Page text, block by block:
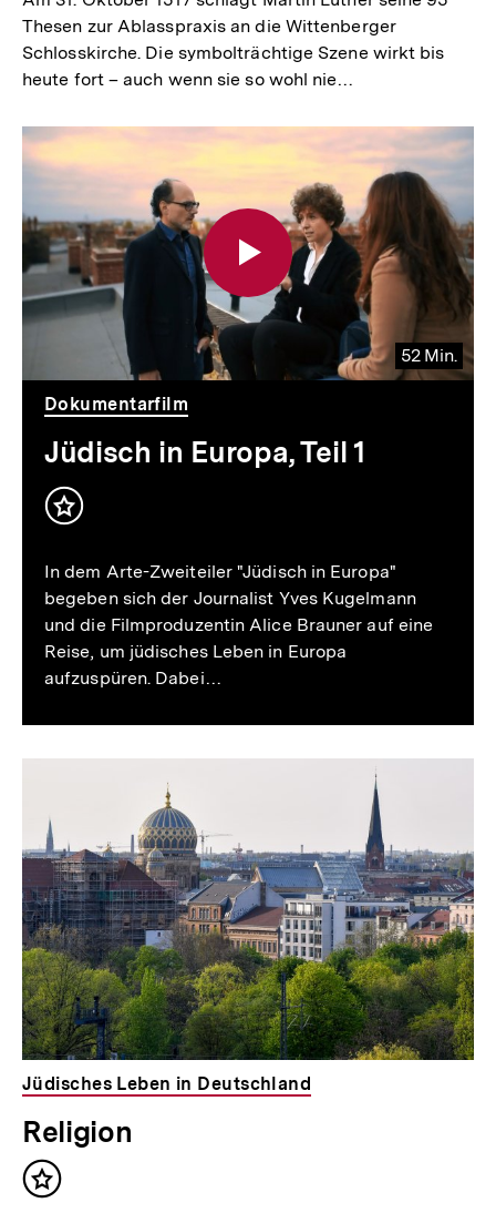
Thesen zur Ablasspraxis an die Wittenberger
Schlosskirche. Die symbolträchtige Szene wirkt bis
heute fort – auch wenn sie so wohl nie…
52 Min.
Video
Dauer
52
Min.
Dokumentarfilm
Jüdisch in Europa, Teil 1
In dem Arte-Zweiteiler "Jüdisch in Europa"
begeben sich der Journalist Yves Kugelmann
und die Filmproduzentin Alice Brauner auf eine
Reise, um jüdisches Leben in Europa
aufzuspüren. Dabei…
Jüdisches Leben in Deutschland
Religion
Inhalt